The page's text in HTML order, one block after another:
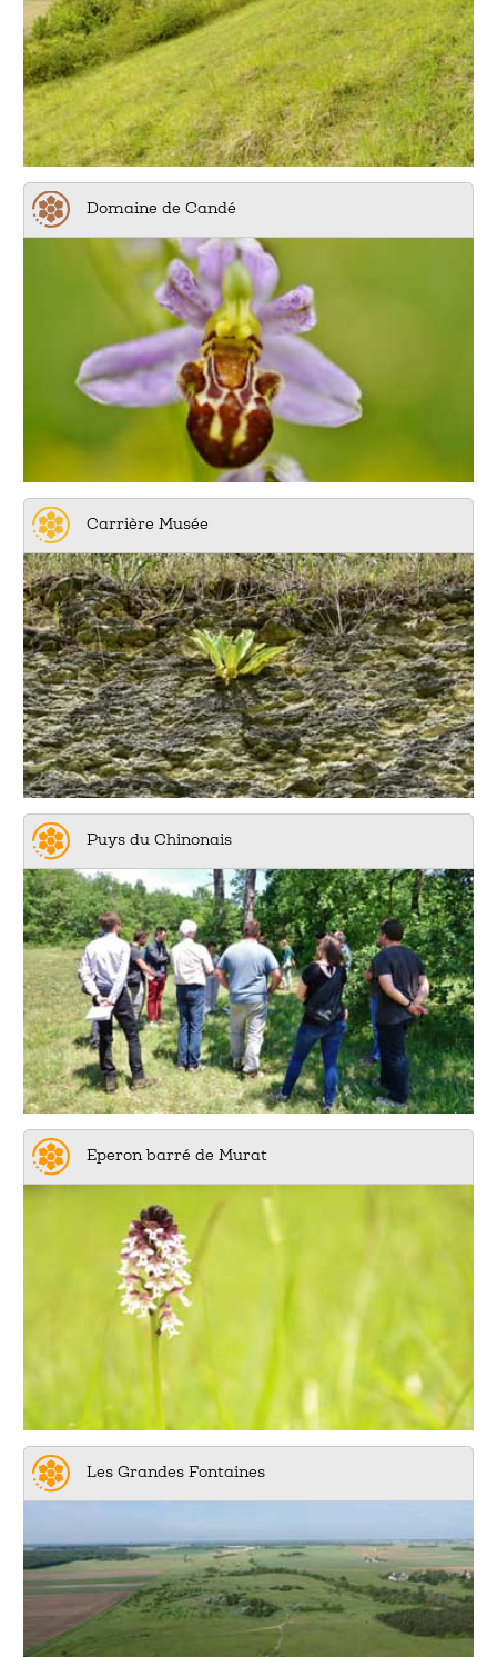
Domaine de Candé
Carrière Musée
Puys du Chinonais
Eperon barré de Murat
Les Grandes Fontaines